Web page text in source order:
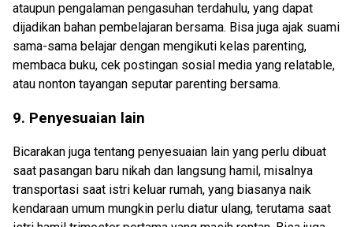
ataupun pengalaman pengasuhan terdahulu, yang dapat
dijadikan bahan pembelajaran bersama. Bisa juga ajak suami
sama-sama belajar dengan mengikuti kelas parenting,
membaca buku, cek postingan sosial media yang relatable,
atau nonton tayangan seputar parenting bersama.
9. Penyesuaian lain
Bicarakan juga tentang penyesuaian lain yang perlu dibuat
saat pasangan baru nikah dan langsung hamil, misalnya
transportasi saat istri keluar rumah, yang biasanya naik
kendaraan umum mungkin perlu diatur ulang, terutama saat